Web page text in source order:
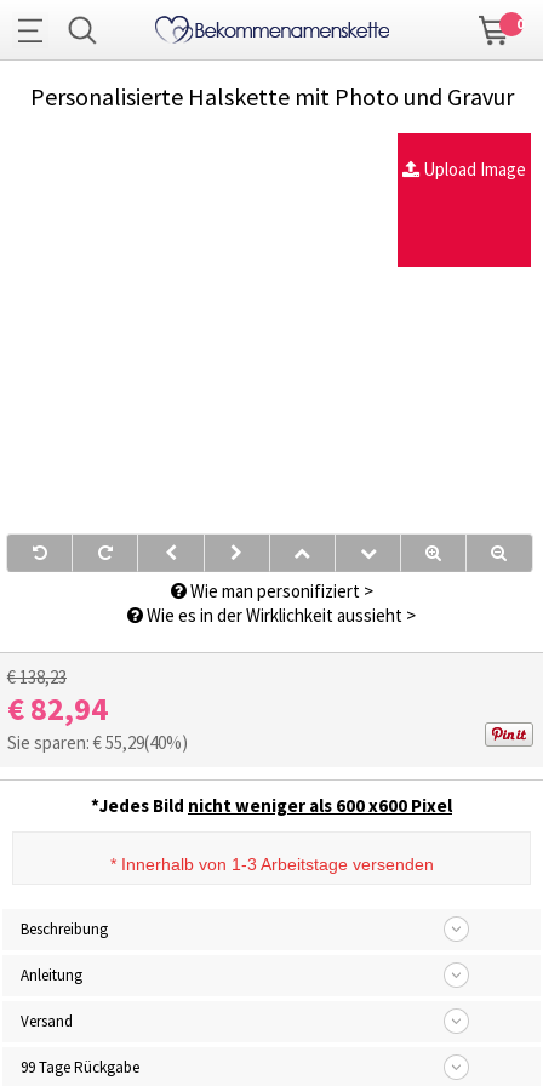
0
Personalisierte Halskette mit Photo und Gravur
Upload Image
Wie man personifiziert >
Wie es in der Wirklichkeit aussieht >
€ 138,23
€ 82,94
Sie sparen: €55,29(40%)
*Jedes Bild nicht weniger als 600 x600 Pixel
* Innerhalb von 1-3 Arbeitstage versenden
Beschreibung
Anleitung
Versand
99 Tage Rückgabe